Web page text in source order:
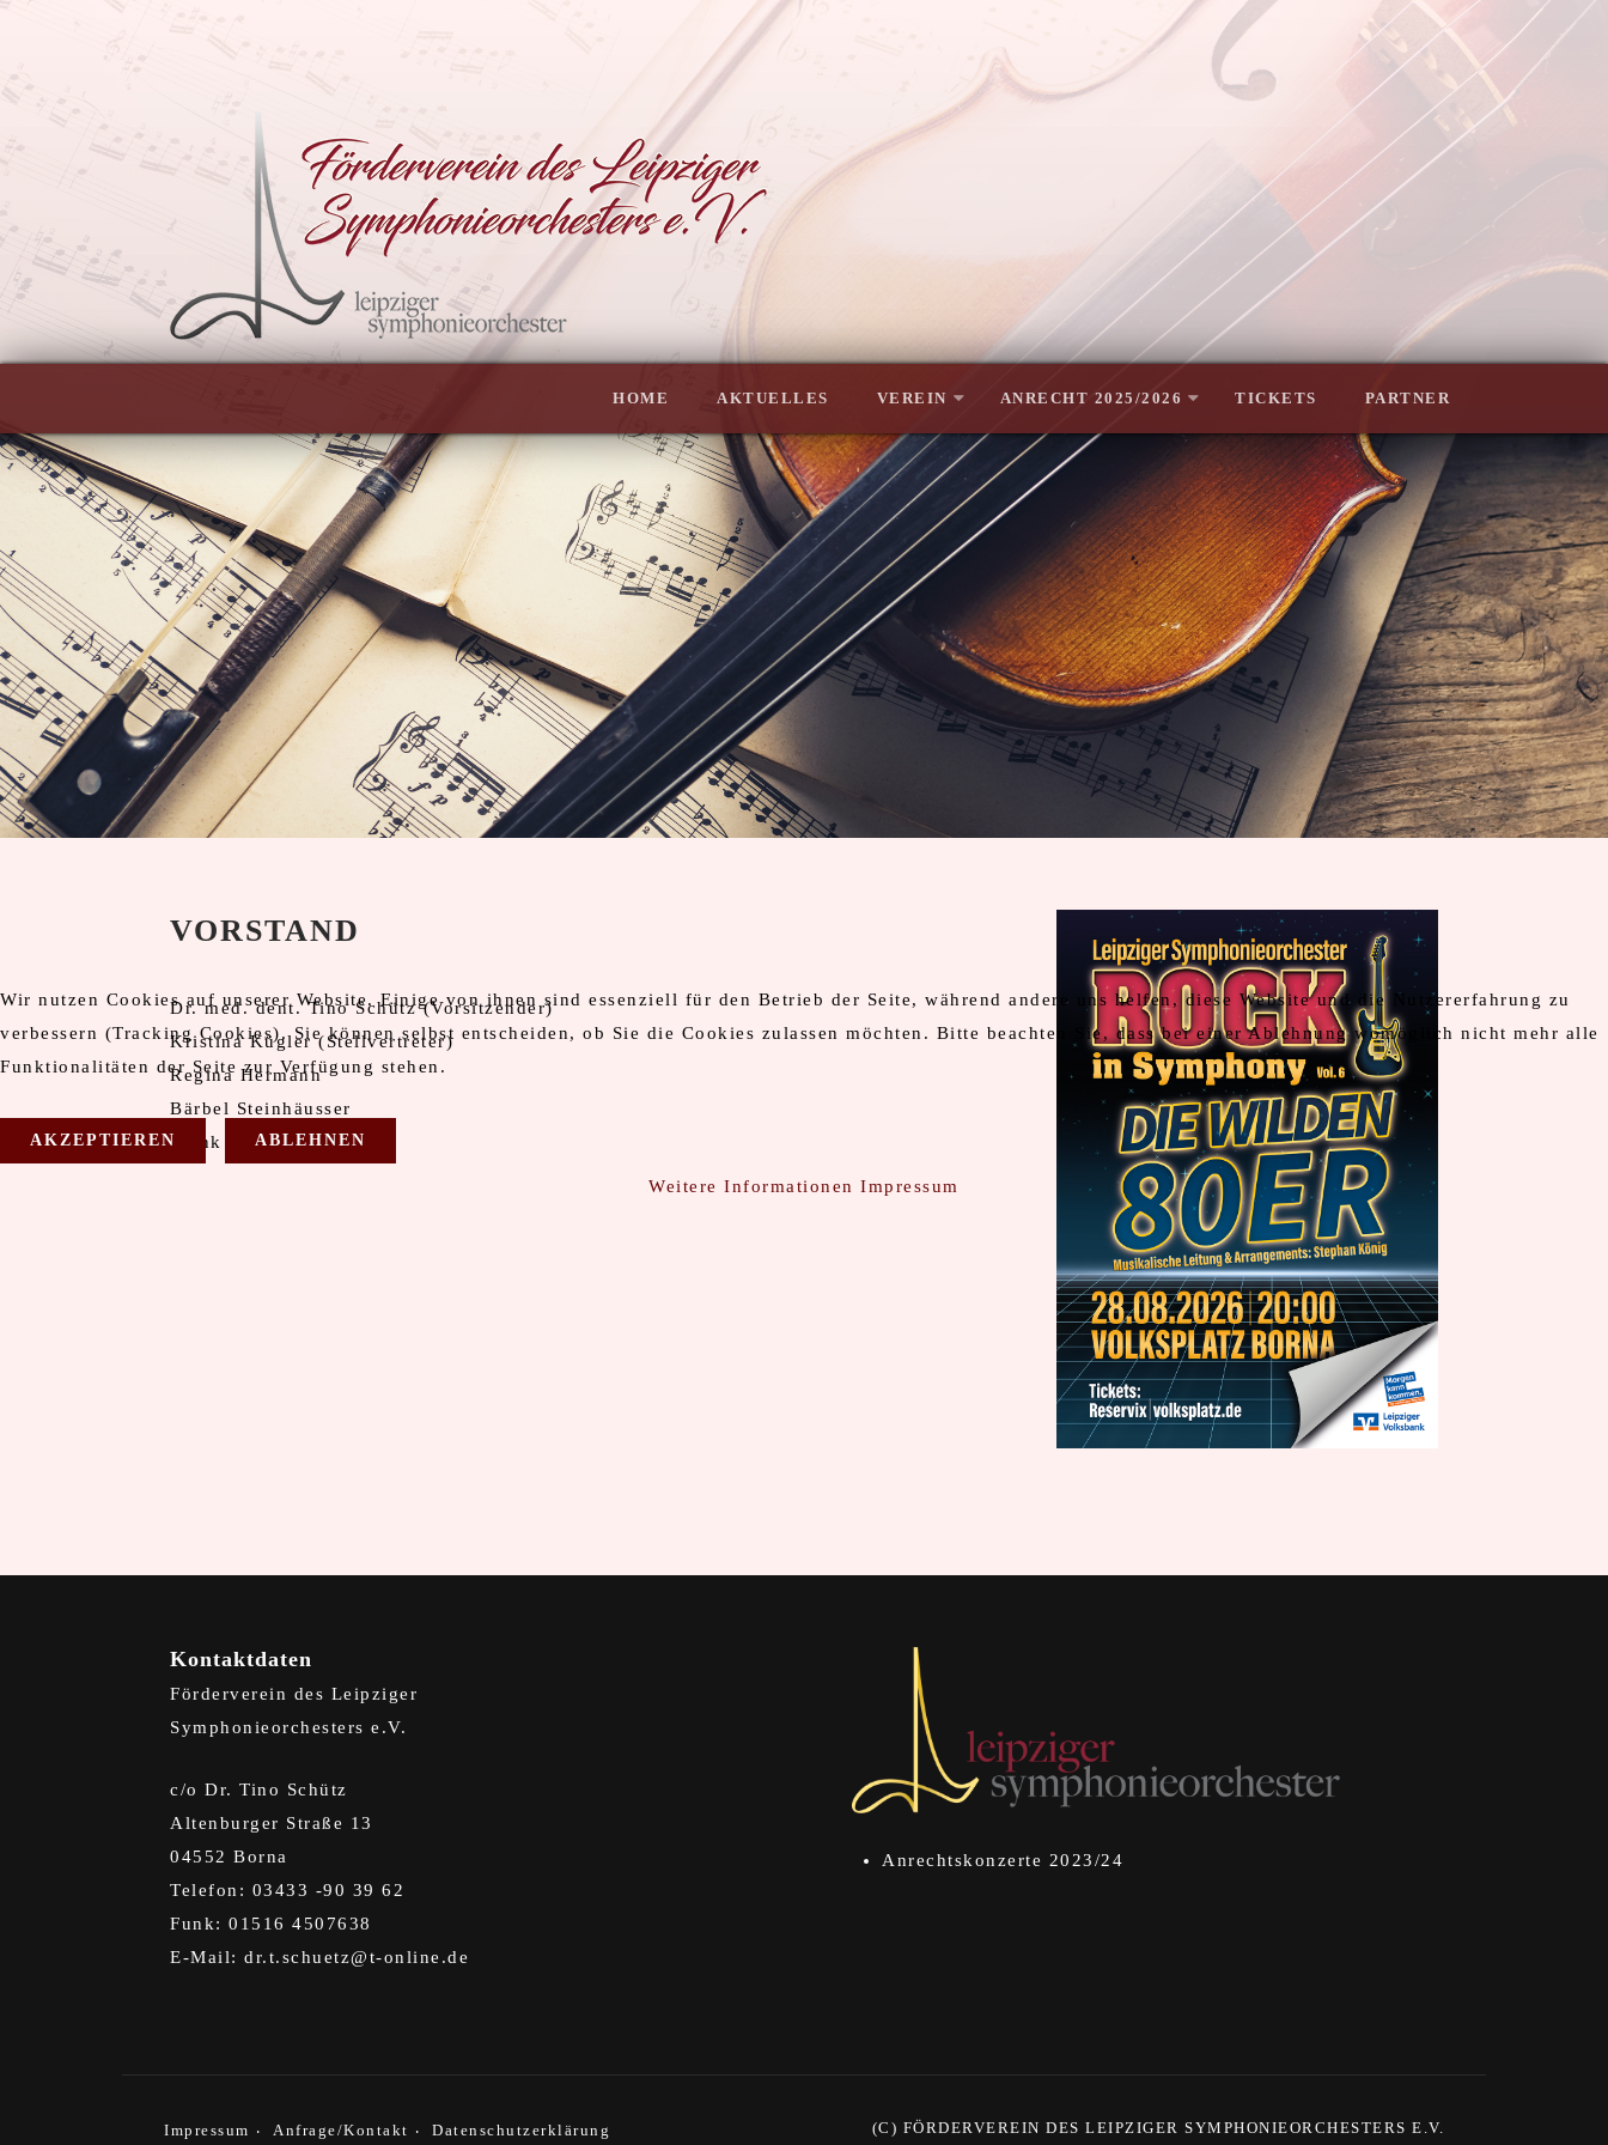
HOME AKTUELLES VEREIN ANRECHT 2025/2026 TICKETS PARTNER
VORSTAND
Dr. med. dent. Tino Schütz (Vorsitzender)
Kristina Kügler (Stellvertreter)
Regina Hermann
Bärbel Steinhäusser
Frank Prenzel
Kontaktdaten
Förderverein des Leipziger
Symphonieorchesters e.V.
c/o Dr. Tino Schütz
Altenburger Straße 13
04552 Borna
Telefon: 03433 -90 39 62
Funk: 01516 4507638
E-Mail: dr.t.schuetz@t-online.de
Anrechtskonzerte 2023/24
Impressum Anfrage/Kontakt Datenschutzerklärung (C) FÖRDERVEREIN DES LEIPZIGER SYMPHONIEORCHESTERS E.V.
Wir nutzen Cookies auf unserer Website. Einige von ihnen sind essenziell für den Betrieb der Seite, während andere uns helfen, diese Website und die Nutzererfahrung zu
verbessern (Tracking Cookies). Sie können selbst entscheiden, ob Sie die Cookies zulassen möchten. Bitte beachten Sie, dass bei einer Ablehnung womöglich nicht mehr alle
Funktionalitäten der Seite zur Verfügung stehen.
AKZEPTIEREN ABLEHNEN
Weitere Informationen Impressum